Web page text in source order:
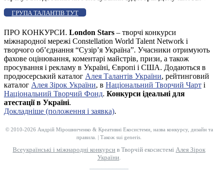
ГРУПА ТАЛАНТІВ ТУТ
ПРО КОНКУРСИ. London Stars – творчі конкурси
міжнародної мережі Constellation World Talent Network і
творчого об’єднання “Сузір’я Україна”. Учасники отримують
фахове оцінювання, коментарі майстрів, призи, а також
просування і рекламу в Україні, Європі і США. Додаються в
продюсерський каталог Алея Талантів України, рейтинговий
каталог Алея Зірок України, в Національний Творчий Чарт і
Національний Творчий Фонд. Конкурси ідеальні для
атестації в Україні.
Докладніше (положення і заявка).
© 2010-2026 Андрій Мірошниченко & Креативні Екосистеми, назва конкурсу, дизайн та
правила. | Також sui generis.
Всеукраїнські і міжнародні конкурси в Творчій екосистемі Алея Зірок
України